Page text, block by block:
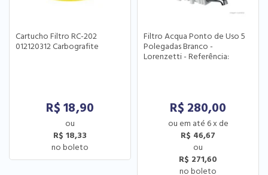
Cartucho Filtro RC-202
012120312 Carbografite
R$ 18,90
R$ 18,33
Filtro Acqua Ponto de Uso 5
Polegadas Branco -
Lorenzetti - Referência:
R$ 280,00
6x de
R$ 46,67
R$ 271,60